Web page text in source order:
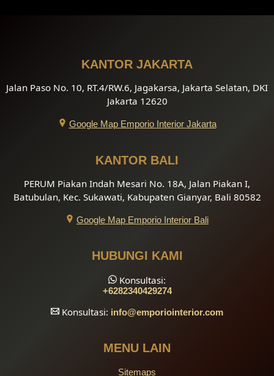
KANTOR JAKARTA
Jalan Paso No. 10, RT.4/RW.6, Jagakarsa, Jakarta Selatan, DKI
Jakarta 12620
Google Map Emporio Interior Jakarta
KANTOR BALI
PERUM Piakan Indah Mesari No. 18A, Jalan Piakan I,
Batubulan, Kec. Sukawati, Kabupaten Gianyar, Bali 80582
Google Map Emporio Interior Bali
HUBUNGI KAMI
Konsultasi:
+6282340429274
Konsultasi: info@emporiointerior.com
MENU LAIN
Sitemaps